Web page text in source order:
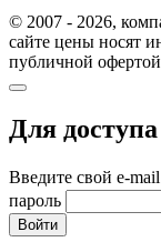
© 2007 - 2026,
сайте цены носят
публичной
Для
Введите свой e-mail
пароль
Войти